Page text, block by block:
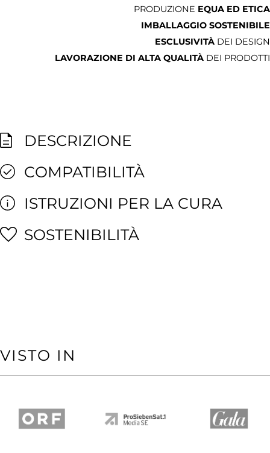
PRODUZIONE EQUA ED ETICA
IMBALLAGGIO SOSTENIBILE
ESCLUSIVITÀ DEI DESIGN
LAVORAZIONE DI ALTA QUALITÀ DEI PRODOTTI
DESCRIZIONE
COMPATIBILITÀ
ISTRUZIONI PER LA CURA
SOSTENIBILITÀ
VISTO IN